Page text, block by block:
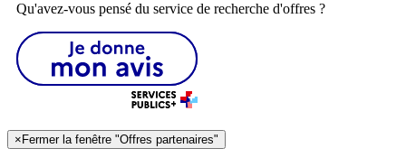
Qu'avez-vous pensé du service de recherche d'offres ?
× Fermer la fenêtre "Offres partenaires"